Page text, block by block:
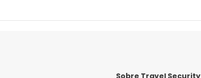
Sobre Travel Security